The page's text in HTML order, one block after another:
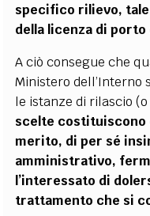
specifico rilievo,
della licenza di porto
A ciò consegue che
Ministero dell’Interno
le istanze di rilascio
scelte costituiscono
merito, di per sé
amministrativo,
l’interessato di
trattamento che si